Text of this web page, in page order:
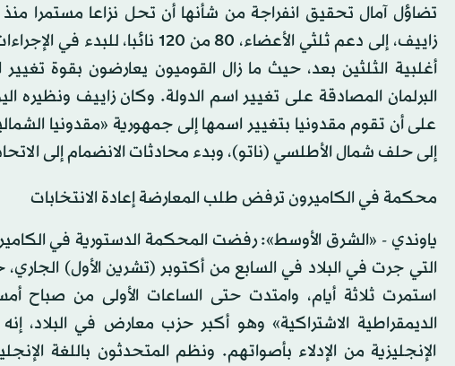
تضاؤل آمال تحقيق انفراجة من شأنها أن تحل نزاعا مستمرا منذ
زاييف، إلى دعم ثلثي الأعضاء، 80
أغلبية الثلثين بعد، حيث ما زال القوميون يعارضون بقوة
البرلمان المصادقة على تغيير اسم الدولة. وكان زاييف ونظيره
على أن تقوم مقدونيا بتغيير اسمها إلى جمهورية «مقدونيا
إلى حلف شمال الأطلسي (ناتو)، وبدء محادثات الانضمام إلى
محكمة في الكاميرون ترفض طلب المعارضة إعادة الانتخابات
التي جرت في البلاد في السابع من أكتوبر (تشرين الأول)
استمرت ثلاثة أيام، وامتدت حتى الساعات الأولى من
الديمقراطية الاشتراكية» وهو أكبر حزب معارض في البلاد،
الإنجليزية من الإدلاء بأصواتهم. ونظم المتحدثون باللغة